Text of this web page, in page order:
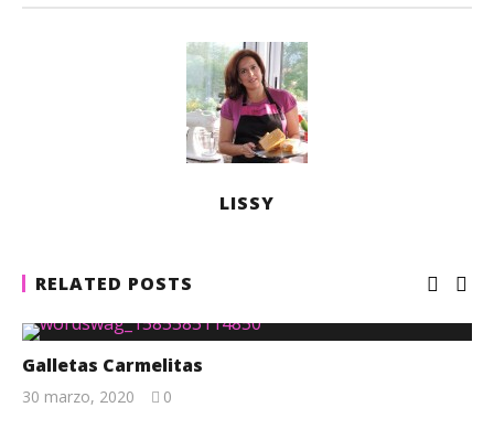
LISSY
RELATED POSTS
Galletas Carmelitas
30 marzo, 2020
0